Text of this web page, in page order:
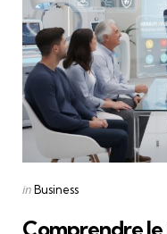
Categories
Posted
inBusiness